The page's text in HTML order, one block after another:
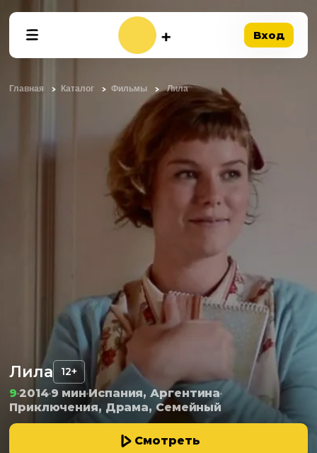
Вход
Главная Каталог Фильмы Лила
Лила 12+
9 20149 мин Испания, Аргентина
Приключения, Драма, Семейный
Смотреть